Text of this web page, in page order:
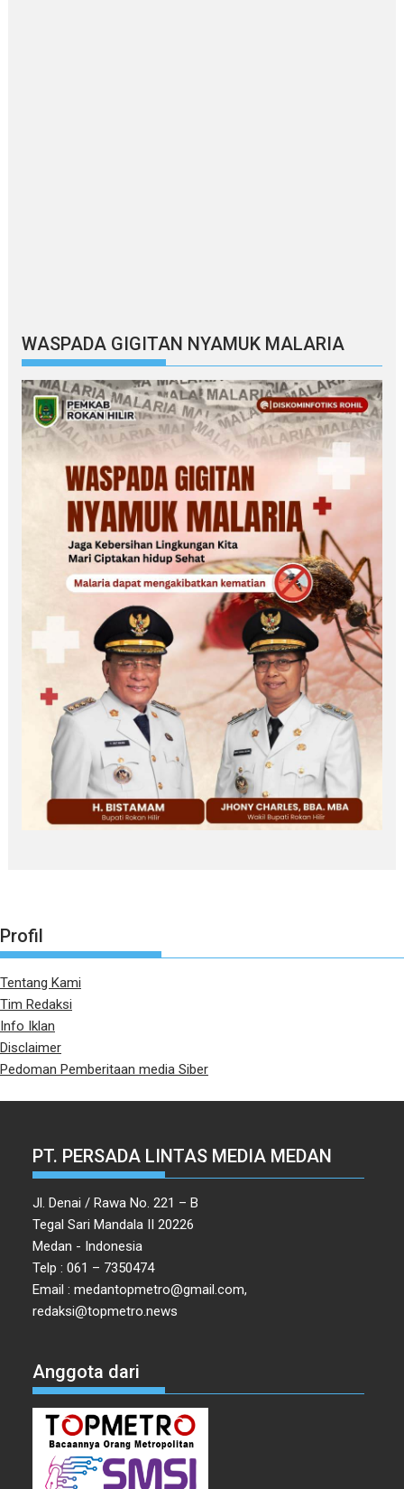
WASPADA GIGITAN NYAMUK MALARIA
Profil
Tentang Kami
Tim Redaksi
Info Iklan
Disclaimer
Pedoman Pemberitaan media Siber
PT. PERSADA LINTAS MEDIA MEDAN
Jl. Denai / Rawa No. 221 – B
Tegal Sari Mandala II 20226
Medan - Indonesia
Telp : 061 – 7350474
Email : medantopmetro@gmail.com,
redaksi@topmetro.news
Anggota dari